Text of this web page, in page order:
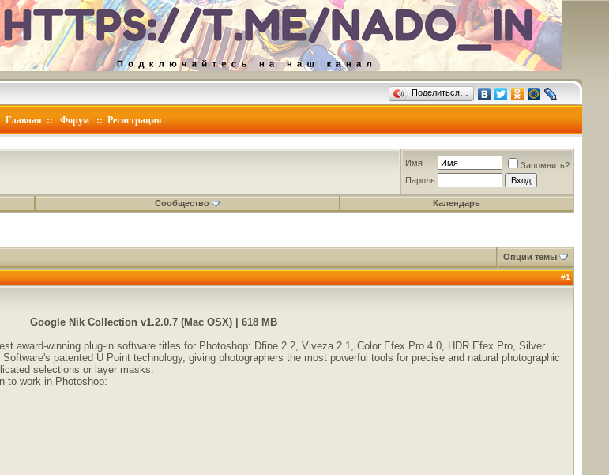
Поделиться…
Главная :: Форум:: Регистрация
Имя
Запомнить?
Пароль
Сообщество Календарь
Опции темы
#1
Google Nik Collection v1.2.0.7 (Mac OSX) | 618 MB
award-winning plug-in software titles for Photoshop: Dfine 2.2, Viveza 2.1, Color Efex Pro 4.0, HDR Efex Pro, Silver
patented U Point technology, giving photographers the most powerful tools for precise and natural photographic
selections or layer masks.
to work in Photoshop: